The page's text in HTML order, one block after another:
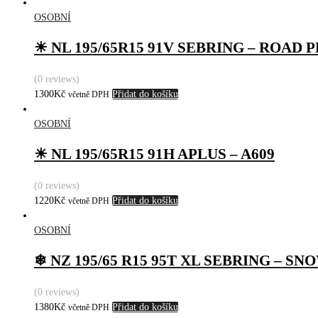
OSOBNÍ
☀ NL 195/65R15 91V SEBRING – ROAD
(0 reviews)
1300Kč včetně DPH Přidat do košíku
OSOBNÍ
☀ NL 195/65R15 91H APLUS – A609
(0 reviews)
1220Kč včetně DPH Přidat do košíku
OSOBNÍ
❄ NZ 195/65 R15 95T XL SEBRING –
(0 reviews)
1380Kč včetně DPH Přidat do košíku